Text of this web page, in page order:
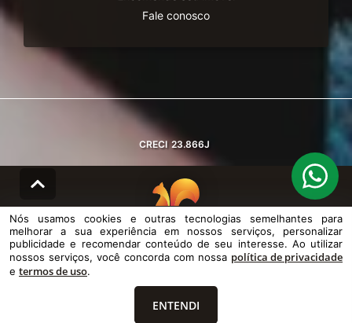
Fale conosco
CRECI 23.866J
© DESENVOLVIDO PELAAGIL.NET
Nós usamos cookies e outras tecnologias semelhantes para melhorar a
sua experiência em nossos serviços, personalizar publicidade e
Nós usamos cookies e outras tecnologias semelhantes para
melhorar a sua experiência em nossos serviços, personalizar
publicidade e recomendar conteúdo de seu interesse. Ao utilizar
nossos serviços, você concorda com nossa política de privacidade
e termos de uso.
ENTENDI